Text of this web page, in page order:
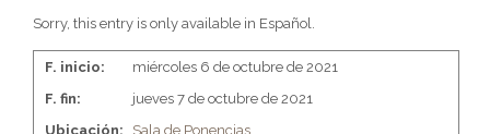
Sorry, this entry is only available in Español.
F. inicio:
miércoles 6 de octubre de 2021
F. fin:
jueves 7 de octubre de 2021
Ubicación:
Sala de Ponencias